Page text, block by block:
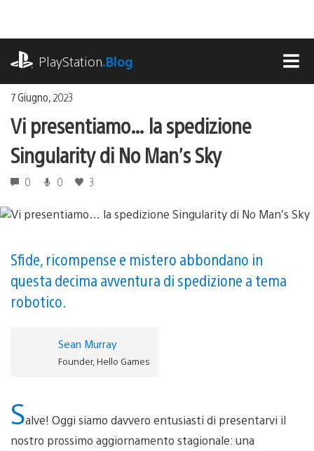
contenuto
PlayStation.Blog
7 Giugno, 2023
Vi presentiamo… la spedizione
Singularity di No Man’s Sky
0 0 3
Sfide, ricompense e mistero abbondano in
questa decima avventura di spedizione a tema
robotico.
Sean Murray
Founder, Hello Games
Salve! Oggi siamo davvero entusiasti di presentarvi il
nostro prossimo aggiornamento stagionale: una